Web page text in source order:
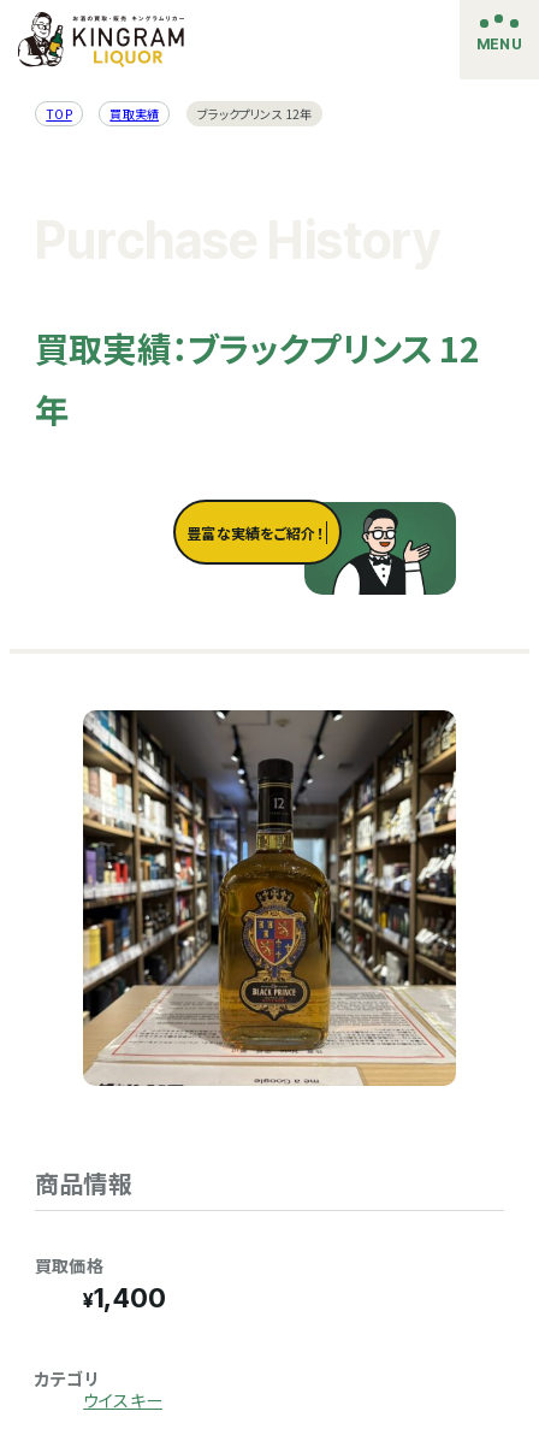
MENU
TOP 買取実績 ブラックプリンス 12年
買取実績：ブラックプリンス 12
年
豊富な実績をご紹介！
商品情報
買取価格
1,400
カテゴリ
ウイスキー